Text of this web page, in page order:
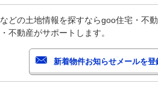
どの土地情報を探すならgoo住宅・不動
不動産がサポートします。